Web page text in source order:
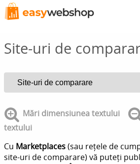
Site-uri de
Mări dimensiunea textului
textului
Cu Marketplaces(sau rețele de
site-uri de comparare) vă puteți